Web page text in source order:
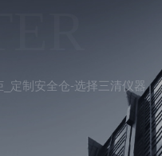
定制安全仓-选择三清仪器